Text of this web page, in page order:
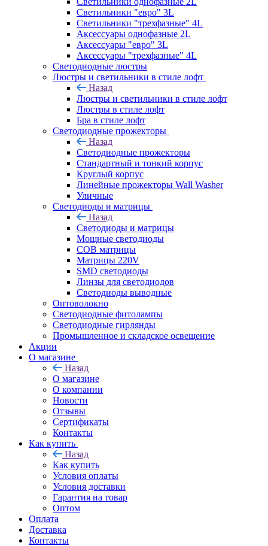
Светильники "евро" 3L
Светильники "трехфазные" 4L
Аксессуары однофазные 2L
Аксессуары "евро" 3L
Аксессуары "трехфазные" 4L
Светодиодные люстры
Люстры и светильники в стиле лофт
Назад
Люстры и светильники в стиле лофт
Люстры в стиле лофт
Бра в стиле лофт
Светодиодные прожекторы
Назад
Светодиодные прожекторы
Стандартный и тонкий корпус
Круглый корпус
Линейные прожекторы Wall Washer
Уличные
Светодиоды и матрицы
Назад
Светодиоды и матрицы
Мощные светодиоды
COB матрицы
Матрицы 220V
SMD светодиоды
Линзы для светодиодов
Светодиоды выводные
Оптоволокно
Светодиодные фитолампы
Светодиодные гирлянды
Промышленное и складское освещение
Акции
О магазине
Назад
О магазине
О компании
Новости
Отзывы
Сертификаты
Контакты
Как купить
Назад
Как купить
Условия оплаты
Условия доставки
Гарантия на товар
Оптом
Оплата
Доставка
Контакты